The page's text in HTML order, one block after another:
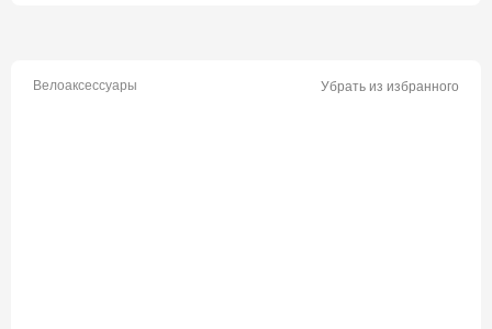
Велоаксессуары Убрать из избранного